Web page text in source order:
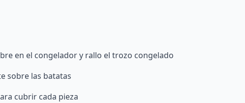
en el congelador y rallo el trozo congelado
sobre las batatas
cubrir cada pieza